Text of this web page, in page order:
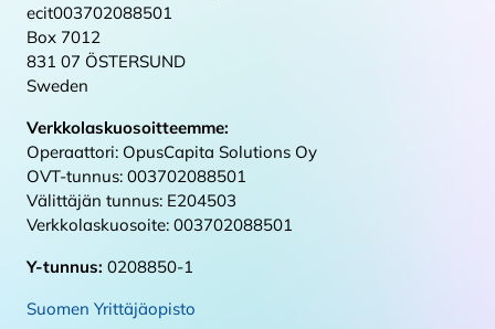
ecit003702088501
Box 7012
831 07 ÖSTERSUND
Sweden
Verkkolaskuosoitteemme:
Operaattori: OpusCapita Solutions Oy
OVT-tunnus: 003702088501
Välittäjän tunnus: E204503
Verkkolaskuosoite: 003702088501
Y-tunnus: 0208850-1
Suomen Yrittäjäopisto